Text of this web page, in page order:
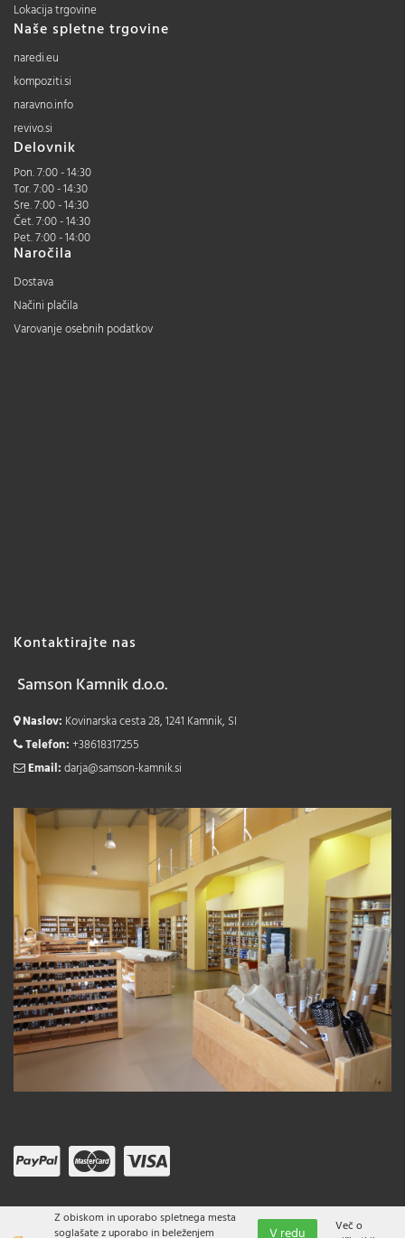
Lokacija trgovine
Naše spletne trgovine
naredi.eu
kompoziti.si
naravno.info
revivo.si
Delovnik
Pon. 7:00 - 14:30
Tor. 7:00 - 14:30
Sre. 7:00 - 14:30
Čet. 7:00 - 14:30
Pet. 7:00 - 14:00
Naročila
Dostava
Načini plačila
Varovanje osebnih podatkov
Kontaktirajte nas
Samson Kamnik d.o.o.
Naslov: Kovinarska cesta 28, 1241 Kamnik, SI
Telefon:+38618317255
Email:darja@samson-kamnik.si
Z obiskom in uporabo spletnega mesta
soglašate z uporabo in beleženjem
V redu
Več o